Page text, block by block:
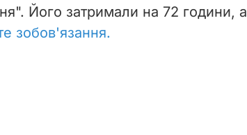
Його затримали на 72 години, а
зобов'язання.